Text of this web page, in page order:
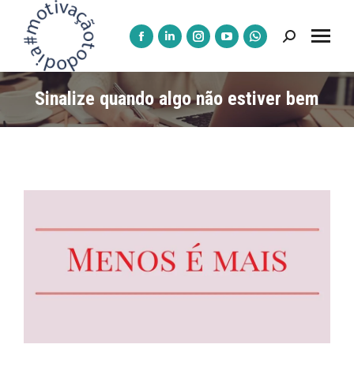
A
página
Facebook
abre
janela
A
página
LinkedIn
abre
janela
A
página
Instagram
abre
janela
A
página
YouTube
janela
A
página
WhatsApp
janela
Pesquisar:
Sinalize quando algo não estiver bem